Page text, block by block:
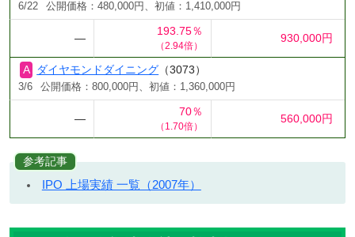
6/22 公開価格：480,000円、初値：1,410,000円
―
193.75％
（2.94倍）
930,000円
ダイヤモンドダイニング （3073）
3/6 公開価格：800,000円、初値：1,360,000円
―
70％
（1.70倍）
560,000円
参考記事
IPO 上場実績 一覧（2007年）